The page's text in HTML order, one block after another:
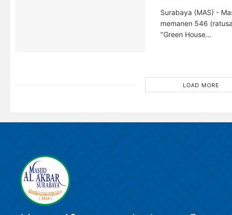
Surabaya (MAS) -
memanen 546
"Green House...
LOAD MORE